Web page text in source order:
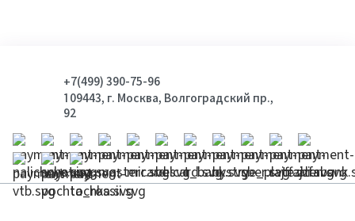
+7(499) 390-75-96
109443, г. Москва, Волгоградский пр.,
92